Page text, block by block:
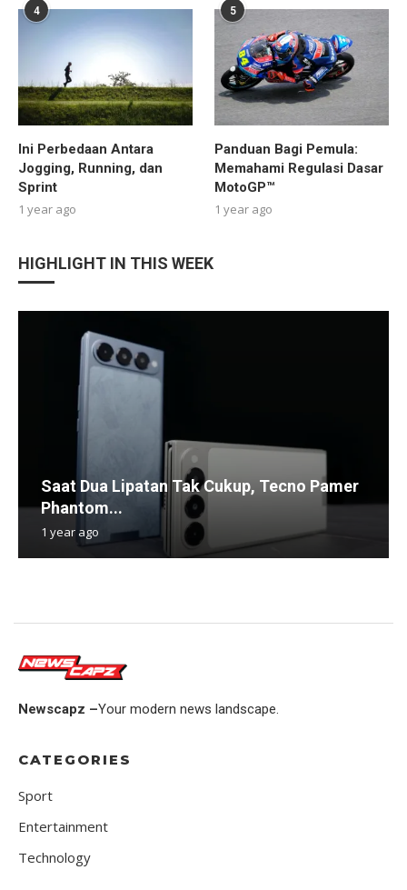
4
Ini Perbedaan Antara
Jogging, Running, dan
Sprint
1 year ago
5
Panduan Bagi Pemula:
Memahami Regulasi Dasar
MotoGP™
1 year ago
HIGHLIGHT IN THIS WEEK
Saat Dua Lipatan Tak Cukup, Tecno Pamer
Phantom...
1 year ago
Newscapz –Your modern news landscape.
CATEGORIES
Sport
Entertainment
Technology